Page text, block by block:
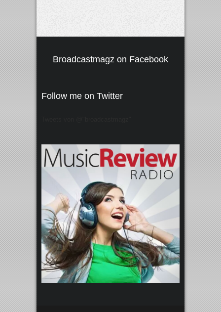
Broadcastmagz on Facebook
Follow me on Twitter